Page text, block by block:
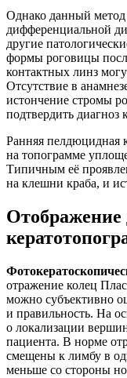
Однако данный метод
дифференциальной
другие
формы роговицы
контактных линз
Отсутствие в
истончение стромы
подтвердить диагноз
Ранняя пелдюцидная
на топограмме
Типичным её
на клешни краба, и
отражение колец
можно субъективно
и правильность. На
о локализации
пациента. В норме
смещены к лимбу в
меньше со стороны